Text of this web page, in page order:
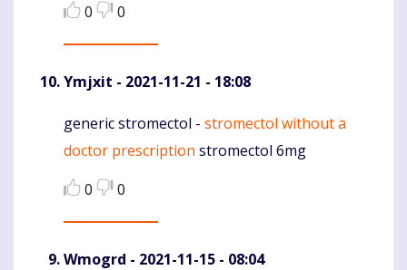
0
0
Ymjxit - 2021-11-21 - 18:08
Komentaras
generic stromectol - stromectol without a
doctor prescription stromectol 6mg
0
0
Wmogrd - 2021-11-15 - 08:04